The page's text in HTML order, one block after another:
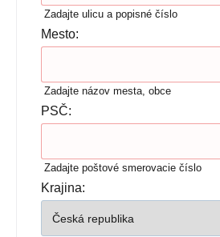
Zadajte ulicu a popisné číslo
Mesto:
Zadajte názov mesta, obce
PSČ:
Zadajte poštové smerovacie číslo
Krajina: